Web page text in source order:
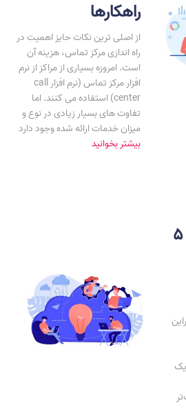
راهکارها
از اصلی ترین نکات حایز اهمیت در
راه اندازی مرکز تماس، هزینه آن
است. امروزه بسیاری از مراکز از نرم
افزار مرکز تماس (نرم افزار call
center) استفاده می کنند. اما
تفاوت های بسیار زیادی در نوع و
میزان خدمات ارائه شده وجود دارد
بیشتر بخوانید
5 نکته که باید پیش
یک